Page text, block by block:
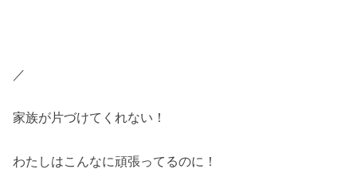
／
家族が片づけてくれない！
わたしはこんなに頑張ってるのに！